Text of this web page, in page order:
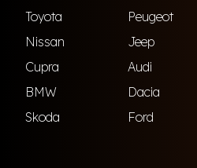
Toyota
Peugeot
Nissan
Jeep
Cupra
Audi
BMW
Dacia
Skoda
Ford